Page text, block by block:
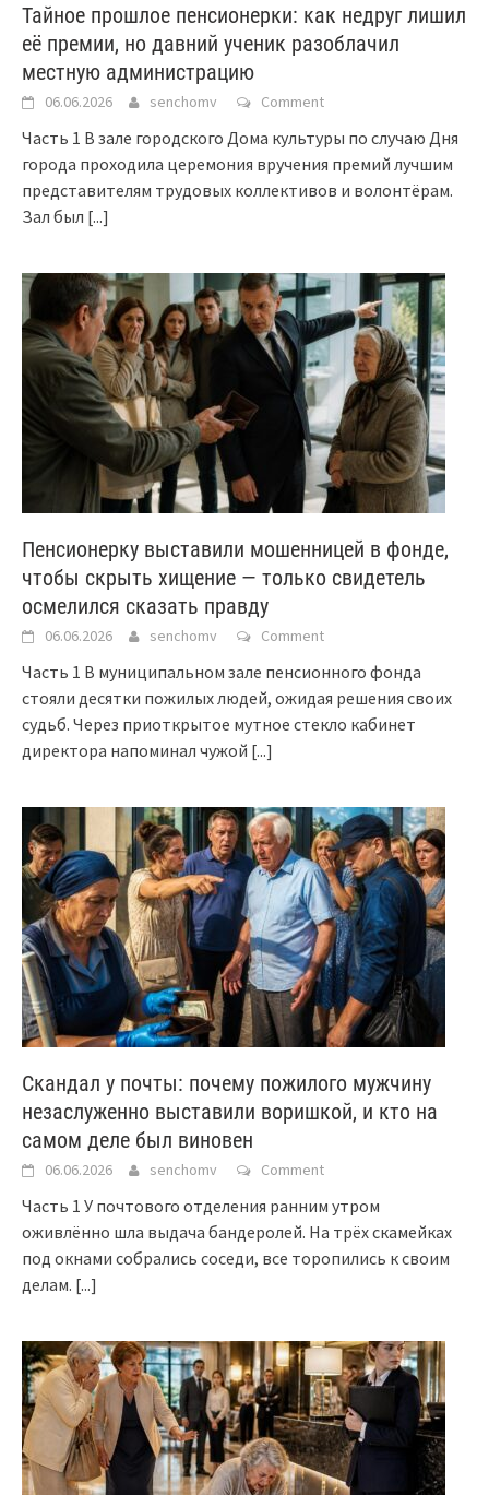
Тайное прошлое пенсионерки: как недруг лишил
её премии, но давний ученик разоблачил
местную администрацию
06.06.2026 senchomv Comment
Часть 1 В зале городского Дома культуры по случаю Дня
города проходила церемония вручения премий лучшим
представителям трудовых коллективов и волонтёрам.
Зал был [...]
Пенсионерку выставили мошенницей в фонде,
чтобы скрыть хищение — только свидетель
осмелился сказать правду
06.06.2026 senchomv Comment
Часть 1 В муниципальном зале пенсионного фонда
стояли десятки пожилых людей, ожидая решения своих
судьб. Через приоткрытое мутное стекло кабинет
директора напоминал чужой [...]
Скандал у почты: почему пожилого мужчину
незаслуженно выставили воришкой, и кто на
самом деле был виновен
06.06.2026 senchomv Comment
Часть 1 У почтового отделения ранним утром
оживлённо шла выдача бандеролей. На трёх скамейках
под окнами собрались соседи, все торопились к своим
делам. [...]